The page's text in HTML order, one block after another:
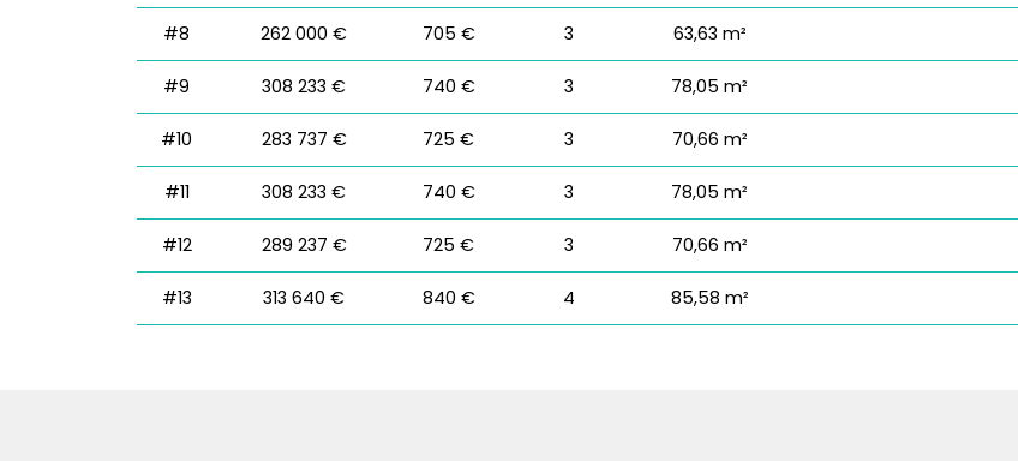
#8 262 000 € 705 € 3 63,63 m²
#9 308 233 € 740 € 3 78,05 m²
#10 283 737 € 725 € 3 70,66 m²
#11 308 233 € 740 € 3 78,05 m²
#12 289 237 € 725 € 3 70,66 m²
#13 313 640 € 840 € 4 85,58 m²